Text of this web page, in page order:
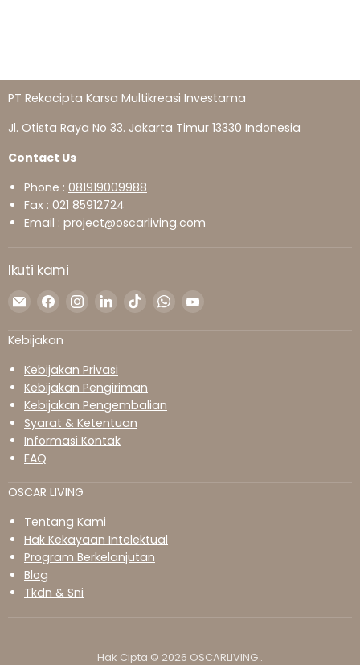
PT Rekacipta Karsa Multikreasi Investama
Jl. Otista Raya No 33. Jakarta Timur 13330 Indonesia
Contact Us
Phone : 081919009988
Fax : 021 85912724
Email : project@oscarliving.com
Ikuti kami
Temukan
di
Surel
TemukanTemukanTemukanTemukanTemukan
Kebijakan
Kebijakan Privasi
Kebijakan Pengiriman
Kebijakan Pengembalian
Syarat & Ketentuan
Informasi Kontak
FAQ
OSCAR LIVING
Tentang Kami
Hak Kekayaan Intelektual
Program Berkelanjutan
Blog
Tkdn & Sni
Hak Cipta © 2026 OSCARLIVING .